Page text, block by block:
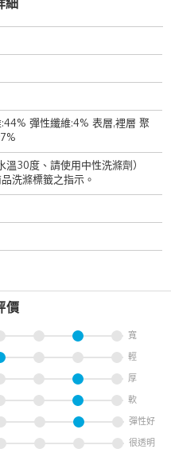
細
彈性纖維:4% 表層,裡層 聚
30度、請使用中性洗滌劑）
洗滌標籤之指示。
價
寬
輕
厚
軟
彈性好
很透明